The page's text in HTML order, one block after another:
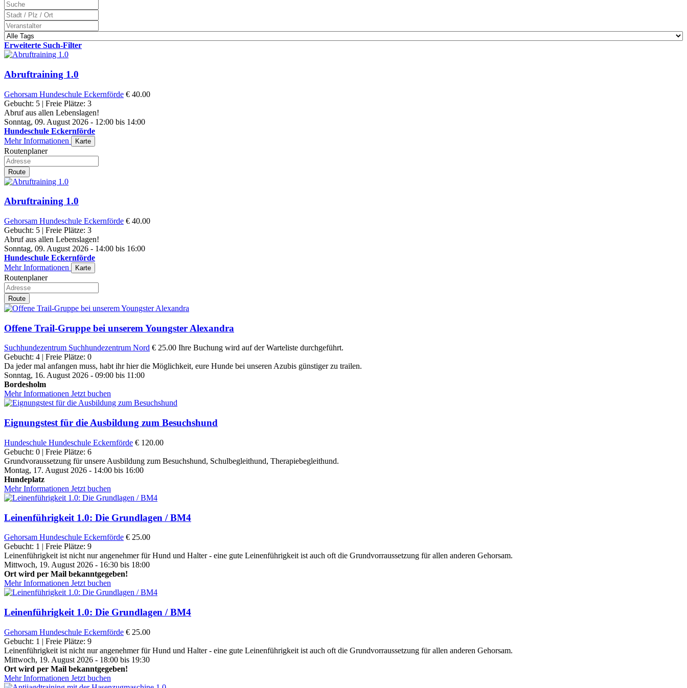
Erweiterte Such-Filter
Abruftraining 1.0
Gehorsam Hundeschule Eckernförde € 40.00
Gebucht: 5 | Freie Plätze: 3
Abruf aus allen Lebenslagen!
Sonntag, 09. August 2026 - 12:00 bis 14:00
Hundeschule Eckernförde
Mehr Informationen
Karte
Routenplaner
Route
Abruftraining 1.0
Gehorsam Hundeschule Eckernförde € 40.00
Gebucht: 5 | Freie Plätze: 3
Abruf aus allen Lebenslagen!
Sonntag, 09. August 2026 - 14:00 bis 16:00
Hundeschule Eckernförde
Mehr Informationen
Karte
Routenplaner
Route
Offene Trail-Gruppe bei unserem Youngster Alexandra
Suchhundezentrum Suchhundezentrum Nord € 25.00 Ihre Buchung wird auf der Warteliste durchgeführt.
Gebucht: 4 | Freie Plätze: 0
Da jeder mal anfangen muss, habt ihr hier die Möglichkeit, eure Hunde bei unseren Azubis günstiger zu trailen.
Sonntag, 16. August 2026 - 09:00 bis 11:00
Bordesholm
Mehr Informationen Jetzt buchen
Eignungstest für die Ausbildung zum Besuchshund
Hundeschule Hundeschule Eckernförde € 120.00
Gebucht: 0 | Freie Plätze: 6
Grundvoraussetzung für unsere Ausbildung zum Besuchshund, Schulbegleithund, Therapiebegleithund.
Montag, 17. August 2026 - 14:00 bis 16:00
Hundeplatz
Mehr Informationen Jetzt buchen
Leinenführigkeit 1.0: Die Grundlagen / BM4
Gehorsam Hundeschule Eckernförde € 25.00
Gebucht: 1 | Freie Plätze: 9
Leinenführigkeit ist nicht nur angenehmer für Hund und Halter - eine gute Leinenführigkeit ist auch oft die Grundvorraussetzung für allen anderen Gehorsam.
Mittwoch, 19. August 2026 - 16:30 bis 18:00
Ort wird per Mail bekanntgegeben!
Mehr Informationen Jetzt buchen
Leinenführigkeit 1.0: Die Grundlagen / BM4
Gehorsam Hundeschule Eckernförde € 25.00
Gebucht: 1 | Freie Plätze: 9
Leinenführigkeit ist nicht nur angenehmer für Hund und Halter - eine gute Leinenführigkeit ist auch oft die Grundvorraussetzung für allen anderen Gehorsam.
Mittwoch, 19. August 2026 - 18:00 bis 19:30
Ort wird per Mail bekanntgegeben!
Mehr Informationen Jetzt buchen